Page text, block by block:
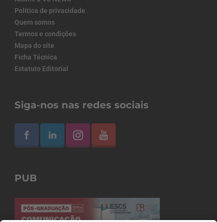
Política de privacidade
Quem somos
Termos e condições
Mapa do site
Ficha Técnica
Estatuto Editorial
Siga-nos nas redes sociais
PUB